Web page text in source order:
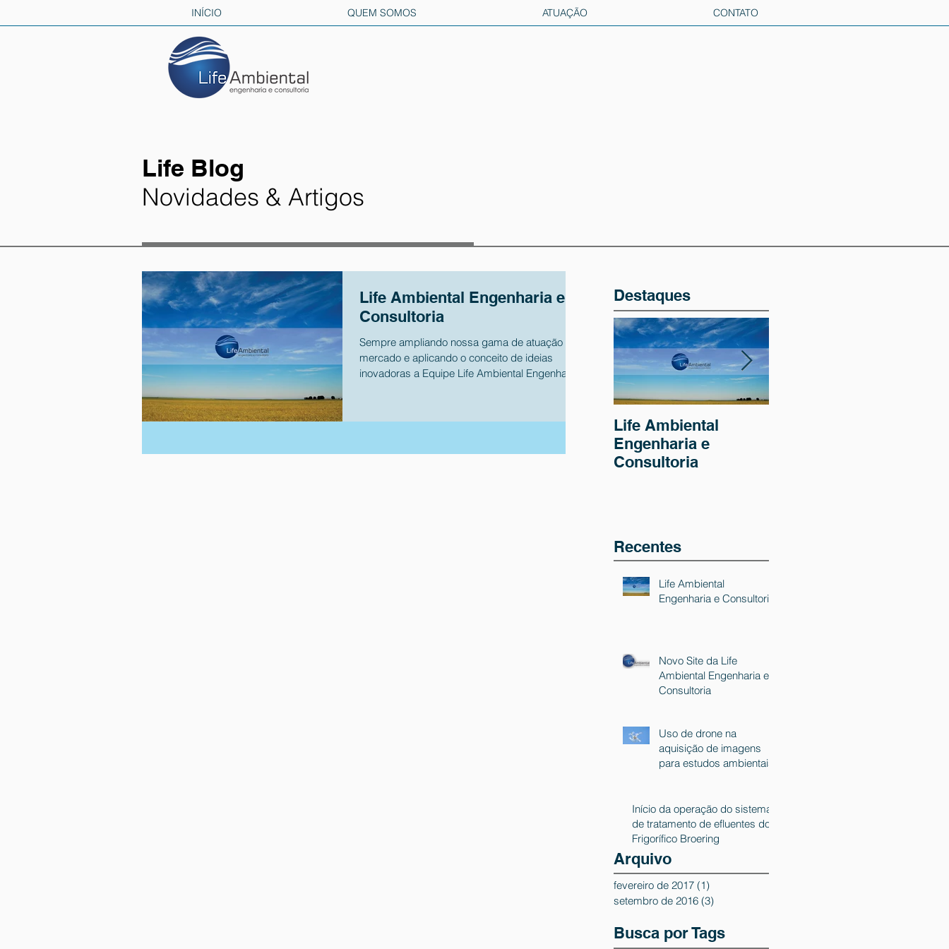
INÍCIO QUEM SOMOS ATUAÇÃO CONTATO
Life Blog
Novidades & Artigos
Life Ambiental Engenharia e
Consultoria
Sempre ampliando nossa gama de atuação no
mercado e aplicando o conceito de ideias
inovadoras a Equipe Life Ambiental Engenharia
Destaques
Life Ambiental
Engenharia e
Consultoria
Recentes
Life Ambiental
Engenharia e Consultoria
Novo Site da Life
Ambiental Engenharia e
Consultoria
Uso de drone na
aquisição de imagens
para estudos ambientais
Início da operação do sistema
de tratamento de efluentes do
Frigorífico Broering
Arquivo
fevereiro de 2017 (1)
setembro de 2016 (3)
Busca por Tags